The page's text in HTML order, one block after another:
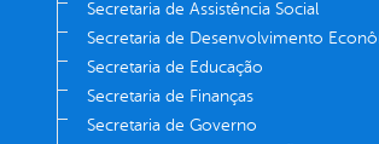
Secretaria de Assistência Social
Secretaria de Desenvolvimento
Secretaria de Educação
Secretaria de Finanças
Secretaria de Governo